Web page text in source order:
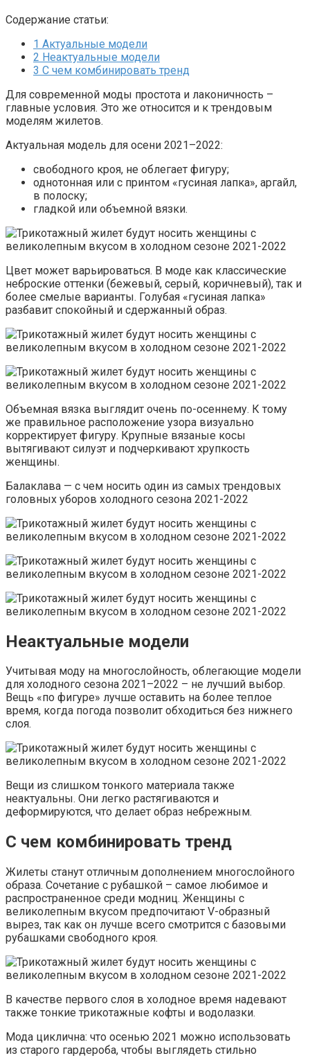
Содержание статьи:
1 Актуальные модели
2 Неактуальные модели
3 С чем комбинировать тренд
Для современной моды простота и лаконичность –
главные условия. Это же относится и к трендовым
моделям жилетов.
Актуальная модель для осени 2021–2022:
свободного кроя, не облегает фигуру;
однотонная или с принтом «гусиная лапка», аргайл,
в полоску;
гладкой или объемной вязки.
Цвет может варьироваться. В моде как классические
неброские оттенки (бежевый, серый, коричневый), так и
более смелые варианты. Голубая «гусиная лапка»
разбавит спокойный и сдержанный образ.
Объемная вязка выглядит очень по-осеннему. К тому
же правильное расположение узора визуально
корректирует фигуру. Крупные вязаные косы
вытягивают силуэт и подчеркивают хрупкость
женщины.
Балаклава — с чем носить один из самых трендовых
головных уборов холодного сезона 2021-2022
Неактуальные модели
Учитывая моду на многослойность, облегающие модели
для холодного сезона 2021–2022 – не лучший выбор.
Вещь «по фигуре» лучше оставить на более теплое
время, когда погода позволит обходиться без нижнего
слоя.
Вещи из слишком тонкого материала также
неактуальны. Они легко растягиваются и
деформируются, что делает образ небрежным.
С чем комбинировать тренд
Жилеты станут отличным дополнением многослойного
образа. Сочетание с рубашкой – самое любимое и
распространенное среди модниц. Женщины с
великолепным вкусом предпочитают V-образный
вырез, так как он лучше всего смотрится с базовыми
рубашками свободного кроя.
В качестве первого слоя в холодное время надевают
также тонкие трикотажные кофты и водолазки.
Мода циклична: что осенью 2021 можно использовать
из старого гардероба, чтобы выглядеть стильно